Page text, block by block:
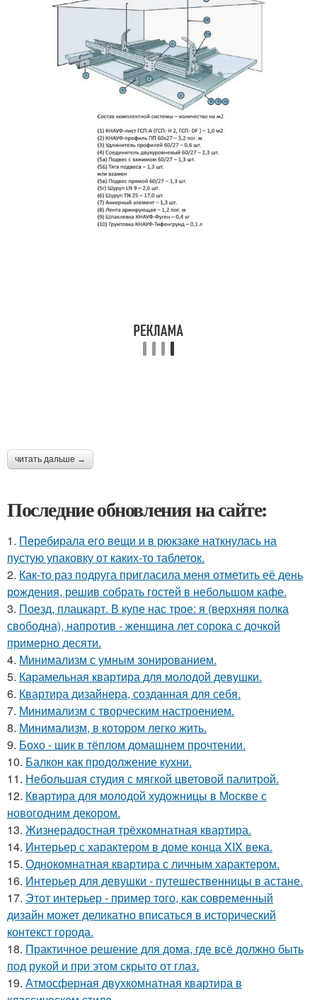
читать дальше →
Последние обновления на сайте:
1. Перебирала его вещи и в рюкзаке наткнулась на
пустую упаковку от каких-то таблеток.
2. Как-то раз подруга пригласила меня отметить её день
рождения, решив собрать гостей в небольшом кафе.
3. Поезд, плацкарт. В купе нас трое: я (верхняя полка
свободна), напротив - женщина лет сорока с дочкой
примерно десяти.
4. Минимализм с умным зонированием.
5. Карамельная квартира для молодой девушки.
6. Квартира дизайнера, созданная для себя.
7. Минимализм с творческим настроением.
8. Минимализм, в котором легко жить.
9. Бохо - шик в тёплом домашнем прочтении.
10. Балкон как продолжение кухни.
11. Небольшая студия с мягкой цветовой палитрой.
12. Квартира для молодой художницы в Москве с
новогодним декором.
13. Жизнерадостная трёхкомнатная квартира.
14. Интерьер с характером в доме конца XIX века.
15. Однокомнатная квартира с личным характером.
16. Интерьер для девушки - путешественницы в астане.
17. Этот интерьер - пример того, как современный
дизайн может деликатно вписаться в исторический
контекст города.
18. Практичное решение для дома, где всё должно быть
под рукой и при этом скрыто от глаз.
19. Атмосферная двухкомнатная квартира в